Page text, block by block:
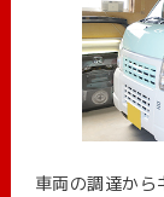
車両の調達か